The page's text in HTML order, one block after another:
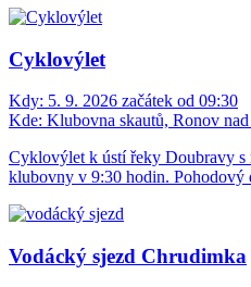
Cyklovýlet
Kdy: 5. 9. 2026 začátek od 09:30
Kde: Klubovna skautů, Ronov
Cyklovýlet k ústí řeky Doubravy s
klubovny v 9:30 hodin. Pohodový
Vodácký sjezd Chrudimka